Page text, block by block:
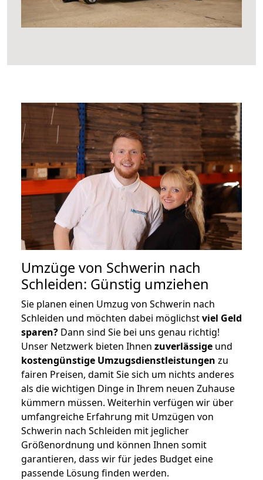
Umzüge von Schwerin nach
Schleiden: Günstig umziehen
Sie planen einen Umzug von Schwerin nach
Schleiden und möchten dabei möglichstviel Geld
sparen? Dann sind Sie bei uns genau richtig!
Unser Netzwerk bieten Ihnen zuverlässige und
kostengünstige Umzugsdienstleistungen zu
fairen Preisen, damit Sie sich um nichts anderes
als die wichtigen Dinge in Ihrem neuen Zuhause
kümmern müssen. Weiterhin verfügen wir über
umfangreiche Erfahrung mit Umzügen von
Schwerin nach Schleiden mit jeglicher
Größenordnung und können Ihnen somit
garantieren, dass wir für jedes Budget eine
passende Lösung finden werden.